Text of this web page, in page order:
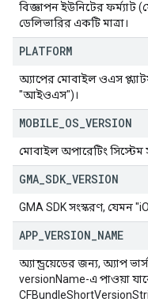
বিজ্ঞাপন ইউনিটের ফর্ম্যাট
ডেলিভারির একটি মাত্রা।
PLATFORM
অ্যাপের মোবাইল ওএস
"আইওএস")।
MOBILE OS VERSION
মোবাইল অপারেটিং সিস্টেম
GMA SDK VERSION
GMA SDK সংস্করণ, যেমন
APP VERSION NAME
অ্যান্ড্রয়েডের জন্য, অ্যাপ
versionName-এ পাওয়া